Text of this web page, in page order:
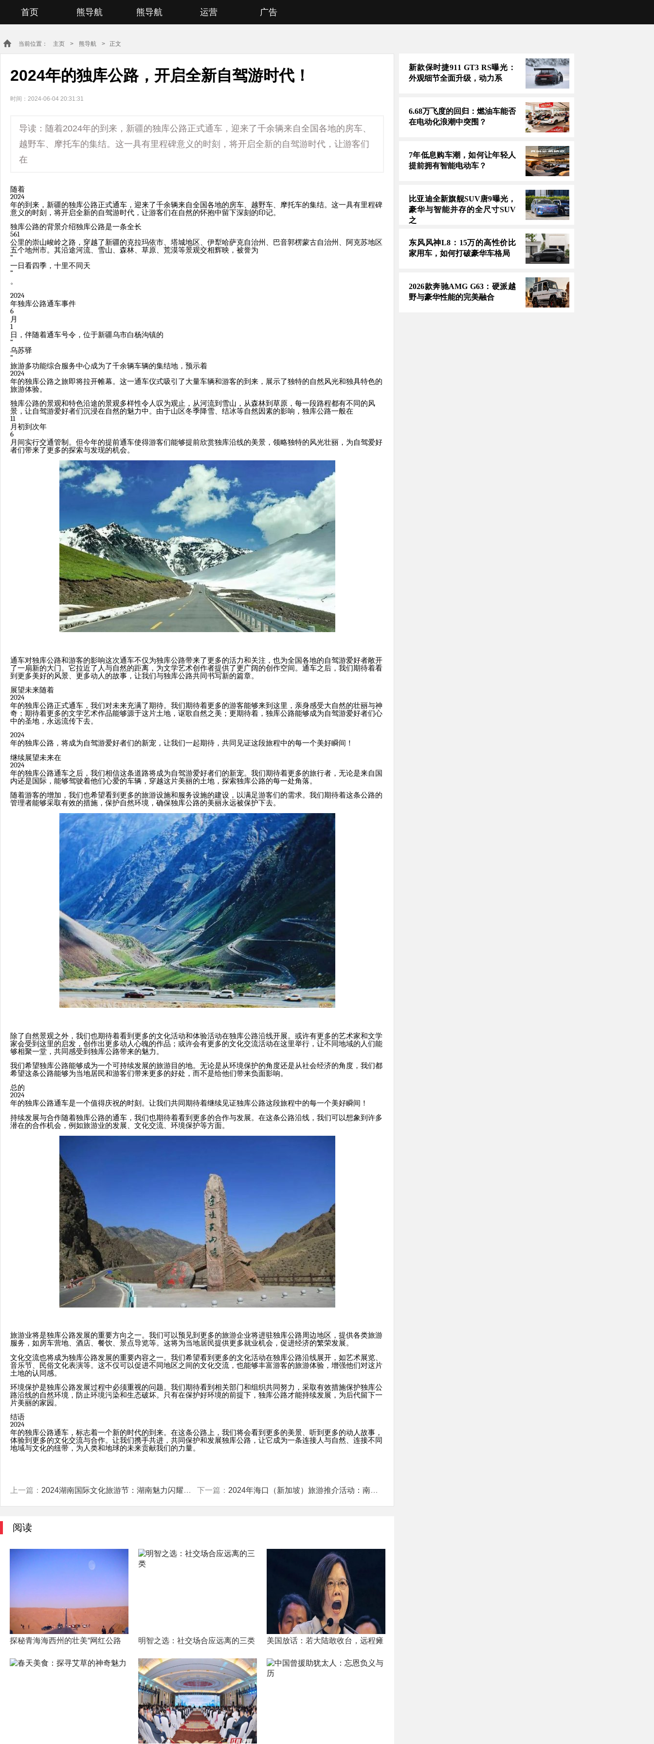
首页 熊导航 熊导航 运营 广告
当前位置： 主页 > 熊导航 > 正文
2024年的独库公路，开启全新自驾游时代！
时间：2024-06-04 20:31:31
导读：随着2024年的到来，新疆的独库公路正式通车，迎来了千余辆来自全国各地的房车、
越野车、摩托车的集结。这一具有里程碑意义的时刻，将开启全新的自驾游时代，让游客们
在
随着
2024
年的到来，新疆的独库公路正式通车，迎来了千余辆来自全国各地的房车、越野车、摩托车的集结。这一具有里程碑
意义的时刻，将开启全新的自驾游时代，让游客们在自然的怀抱中留下深刻的印记。
独库公路的背景介绍独库公路是一条全长
561
公里的崇山峻岭之路，穿越了新疆的克拉玛依市、塔城地区、伊犁哈萨克自治州、巴音郭楞蒙古自治州、阿克苏地区
五个地州市。其沿途河流、雪山、森林、草原、荒漠等景观交相辉映，被誉为
“
一日看四季，十里不同天
”
。
2024
年独库公路通车事件
6
月
1
日，伴随着通车号令，位于新疆乌市白杨沟镇的
“
乌苏驿
”
旅游多功能综合服务中心成为了千余辆车辆的集结地，预示着
2024
年的独库公路之旅即将拉开帷幕。这一通车仪式吸引了大量车辆和游客的到来，展示了独特的自然风光和独具特色的
旅游体验。
独库公路的景观和特色沿途的景观多样性令人叹为观止，从河流到雪山，从森林到草原，每一段路程都有不同的风
景，让自驾游爱好者们沉浸在自然的魅力中。由于山区冬季降雪、结冰等自然因素的影响，独库公路一般在
11
月初到次年
6
月间实行交通管制。但今年的提前通车使得游客们能够提前欣赏独库沿线的美景，领略独特的风光壮丽，为自驾爱好
者们带来了更多的探索与发现的机会。
通车对独库公路和游客的影响这次通车不仅为独库公路带来了更多的活力和关注，也为全国各地的自驾游爱好者敞开
了一扇新的大门。它拉近了人与自然的距离，为文学艺术创作者提供了更广阔的创作空间。通车之后，我们期待着看
到更多美好的风景、更多动人的故事，让我们与独库公路共同书写新的篇章。
展望未来随着
2024
年的独库公路正式通车，我们对未来充满了期待。我们期待着更多的游客能够来到这里，亲身感受大自然的壮丽与神
奇；期待着更多的文学艺术作品能够源于这片土地，讴歌自然之美；更期待着，独库公路能够成为自驾游爱好者们心
中的圣地，永远流传下去。
2024
年的独库公路，将成为自驾游爱好者们的新宠，让我们一起期待，共同见证这段旅程中的每一个美好瞬间！
继续展望未来在
2024
年的独库公路通车之后，我们相信这条道路将成为自驾游爱好者们的新宠。我们期待着更多的旅行者，无论是来自国
内还是国际，能够驾驶着他们心爱的车辆，穿越这片美丽的土地，探索独库公路的每一处角落。
随着游客的增加，我们也希望看到更多的旅游设施和服务设施的建设，以满足游客们的需求。我们期待着这条公路的
管理者能够采取有效的措施，保护自然环境，确保独库公路的美丽永远被保护下去。
除了自然景观之外，我们也期待着看到更多的文化活动和体验活动在独库公路沿线开展。或许有更多的艺术家和文学
家会受到这里的启发，创作出更多动人心魄的作品；或许会有更多的文化交流活动在这里举行，让不同地域的人们能
够相聚一堂，共同感受到独库公路带来的魅力。
我们希望独库公路能够成为一个可持续发展的旅游目的地。无论是从环境保护的角度还是从社会经济的角度，我们都
希望这条公路能够为当地居民和游客们带来更多的好处，而不是给他们带来负面影响。
总的
2024
年的独库公路通车是一个值得庆祝的时刻。让我们共同期待着继续见证独库公路这段旅程中的每一个美好瞬间！
持续发展与合作随着独库公路的通车，我们也期待着看到更多的合作与发展。在这条公路沿线，我们可以想象到许多
潜在的合作机会，例如旅游业的发展、文化交流、环境保护等方面。
旅游业将是独库公路发展的重要方向之一。我们可以预见到更多的旅游企业将进驻独库公路周边地区，提供各类旅游
服务，如房车营地、酒店、餐饮、景点导览等。这将为当地居民提供更多就业机会，促进经济的繁荣发展。
文化交流也将成为独库公路发展的重要内容之一。我们希望看到更多的文化活动在独库公路沿线展开，如艺术展览、
音乐节、民俗文化表演等。这不仅可以促进不同地区之间的文化交流，也能够丰富游客的旅游体验，增强他们对这片
土地的认同感。
环境保护是独库公路发展过程中必须重视的问题。我们期待看到相关部门和组织共同努力，采取有效措施保护独库公
路沿线的自然环境，防止环境污染和生态破坏。只有在保护好环境的前提下，独库公路才能持续发展，为后代留下一
片美丽的家园。
结语
2024
年的独库公路通车，标志着一个新的时代的到来。在这条公路上，我们将会看到更多的美景、听到更多的动人故事，
体验到更多的文化交流与合作。让我们携手共进，共同保护和发展独库公路，让它成为一条连接人与自然、连接不同
地域与文化的纽带，为人类和地球的未来贡献我们的力量。
上一篇： 2024湖南国际文化旅游节：湖南魅力闪耀全球 下一篇： 2024年海口（新加坡）旅游推介活动：南洋文化与海口魅力的交
阅读
探秘青海海西州的壮美“网红公路 明智之选：社交场合应远离的三类 美国放话：若大陆敢收台，远程瘫
新款保时捷911 GT3 RS曝光：
外观细节全面升级，动力系
6.68万飞度的回归：燃油车能否
在电动化浪潮中突围？
7年低息购车潮，如何让年轻人
提前拥有智能电动车？
比亚迪全新旗舰SUV唐9曝光，
豪华与智能并存的全尺寸SUV
之
东风风神L8：15万的高性价比
家用车，如何打破豪华车格局
2026款奔驰AMG G63：硬派越
野与豪华性能的完美融合